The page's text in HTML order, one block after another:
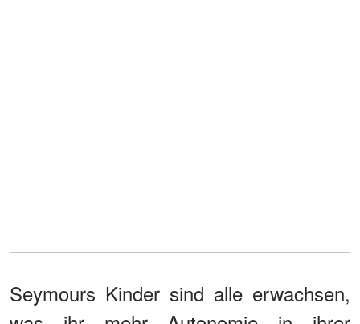
Seymours Kinder sind alle erwachsen,